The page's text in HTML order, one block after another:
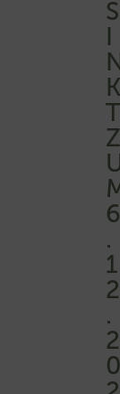
S
I
K
T
Z
6
.
1
2
.
2
0